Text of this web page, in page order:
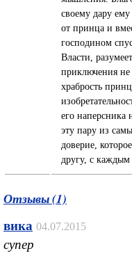
своему дару ему
от принца и
господином
Власти,
приключения
храбрость
его наперсника
эту пару из
доверие,
другу, с каждым
Отзывы (1)
вика 04.07.2015
супер